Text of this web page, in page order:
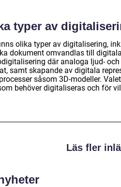
typer av
olika typer av digitalisering,
dokument omvandlas till
där analoga ljud-
samt skapande av digitala
såsom 3D-modeller.
behöver digitaliseras och för
Läs fler